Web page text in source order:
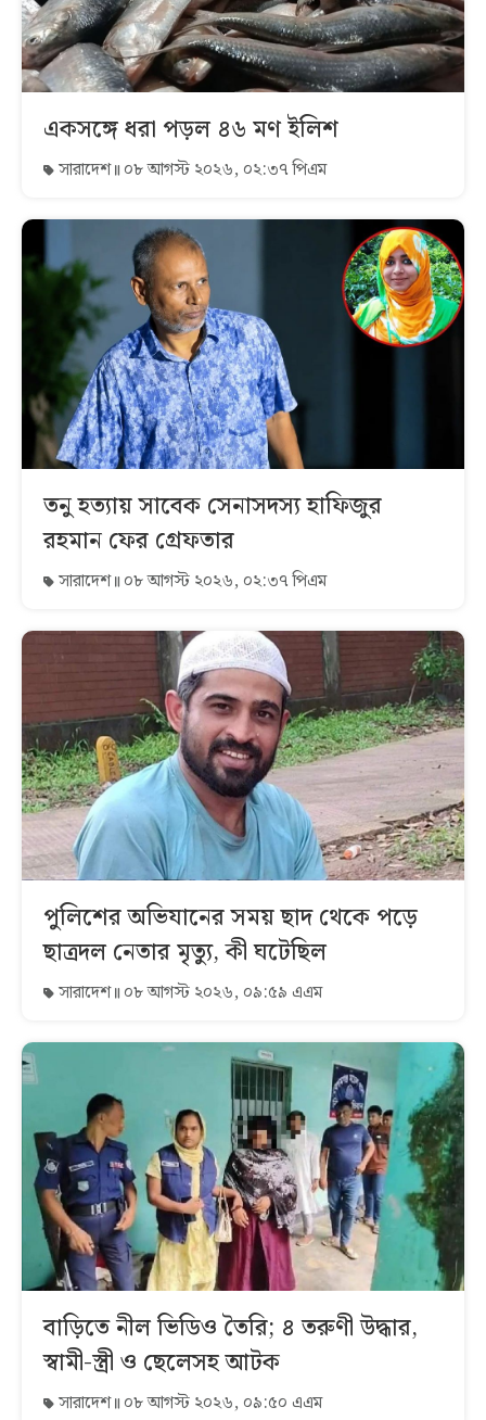
একসঙ্গে ধরা পড়ল ৪৬ মণ ইলিশ
সারাদেশ ০৮ আগস্ট ২০২৬, ০২:৩৭ পিএম
তনু হত্যায় সাবেক সেনাসদস্য হাফিজুর
রহমান ফের গ্রেফতার
সারাদেশ ০৮ আগস্ট ২০২৬, ০২:৩৭ পিএম
পুলিশের অভিযানের সময় ছাদ থেকে পড়ে
ছাত্রদল নেতার মৃত্যু, কী ঘটেছিল
সারাদেশ ০৮ আগস্ট ২০২৬, ০৯:৫৯ এএম
বাড়িতে নীল ভিডিও তৈরি; ৪ তরুণী উদ্ধার,
স্বামী-স্ত্রী ও ছেলেসহ আটক
সারাদেশ ০৮ আগস্ট ২০২৬, ০৯:৫০ এএম